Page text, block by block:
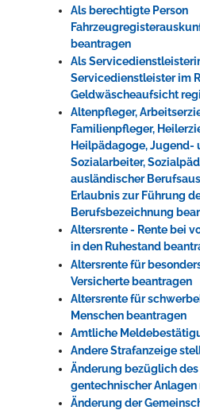
Als berechtigte Person
beantragen
Als
Servicedienstleister im
Geldwäscheaufsicht
Altenpfleger,
Familienpfleger,
Heilpädagoge, Jugend-
Sozialarbeiter,
ausländischer
Erlaubnis zur Führung
Berufsbezeichnung
Altersrente - Rente bei
in den Ruhestand
Altersrente für
Versicherte beantragen
Altersrente für
Menschen beantragen
Amtliche
Andere Strafanzeige
Änderung bezüglich
gentechnischer
Änderung der